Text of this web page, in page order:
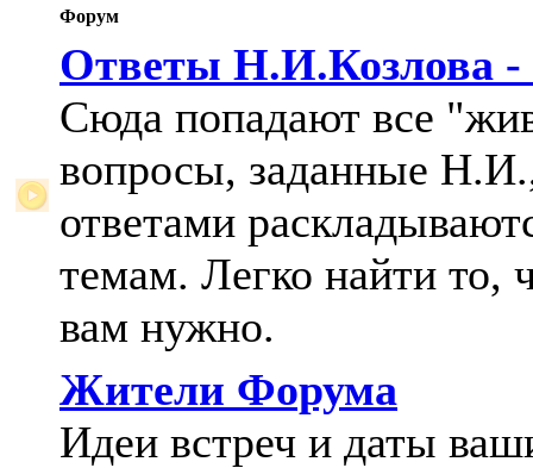
Форум
Ответы Н.И.Козлова -
Сюда попадают все
вопросы, заданные
ответами
темам. Легко найти то,
вам нужно.
Жители Форума
Идеи встреч и даты